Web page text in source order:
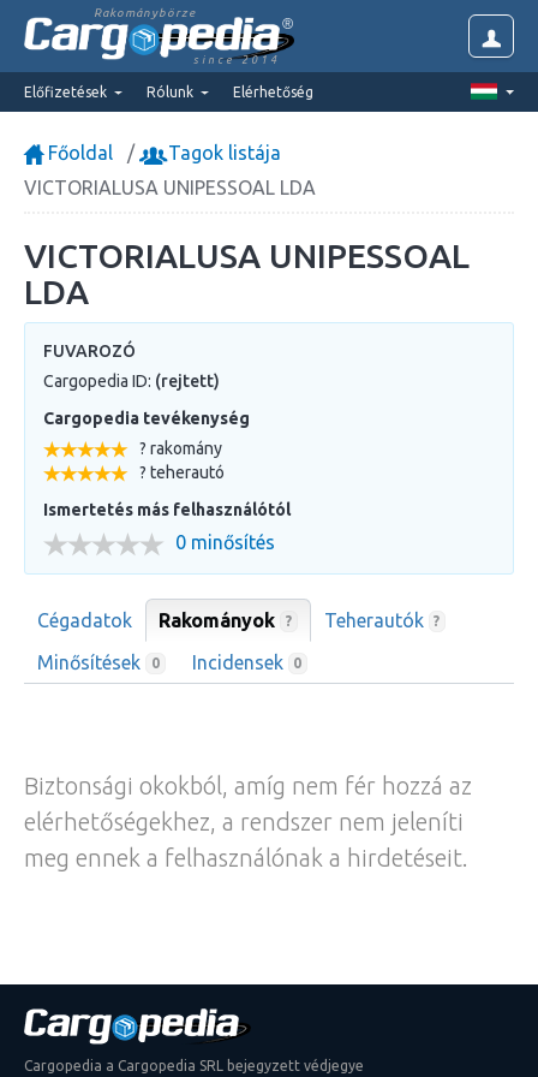
Rakománybörze
since 2014
Előfizetések Rólunk Elérhetőség
Főoldal
Tagok listája
VICTORIALUSA UNIPESSOAL LDA
VICTORIALUSA UNIPESSOAL
LDA
FUVAROZÓ
Cargopedia ID: (rejtett)
Cargopedia tevékenység
? rakomány
? teherautó
Ismertetés más felhasználótól
0 minősítés
Cégadatok Rakományok ? Teherautók ?
Minősítések 0 Incidensek 0
Biztonsági okokból, amíg nem fér hozzá az
elérhetőségekhez, a rendszer nem jeleníti
meg ennek a felhasználónak a hirdetéseit.
Cargopedia a Cargopedia SRL bejegyzett védjegye